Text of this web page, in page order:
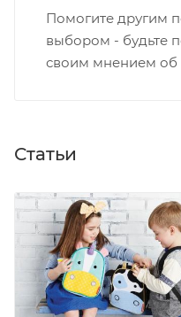
Помогите другим
выбором - будьте
своим мнением об
Статьи